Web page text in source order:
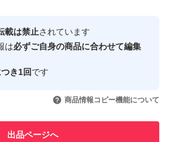
心・安全なユーザーです
引を完了させた実績があります
での取引実績があります
載は禁止されています
は必ずご自身の商品に合わせて編集
き1回です
商品情報コピー機能について
出品ページへ